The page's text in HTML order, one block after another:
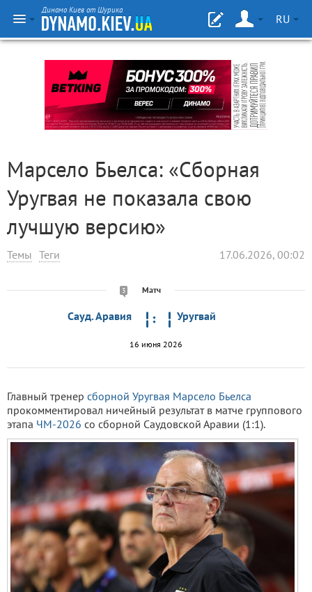
Динамо Киев от Шурика
RU
Марсело Бьелса: «Сборная
Уругвая не показала свою
лучшую версию»
Темы Теги 17.06.2026, 00:02
3 Матч
Сауд. Аравия Уругвай
16 июня 2026
Главный тренер сборной Уругвая Марсело Бьелса
прокомментировал ничейный результат в матче группового
этапа ЧМ-2026 со сборной Саудовской Аравии (1:1).